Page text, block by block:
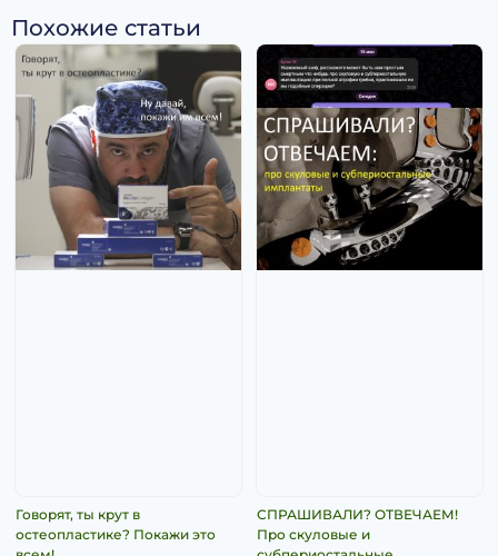
Похожие статьи
Говорят, ты крут в
остеопластике? Покажи это
СПРАШИВАЛИ? ОТВЕЧАЕМ!
Про скуловые и